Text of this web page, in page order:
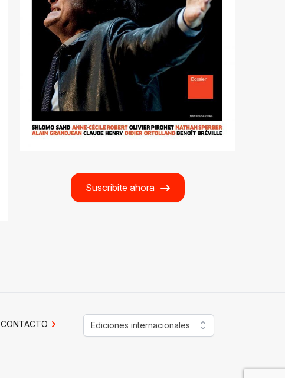
Suscribite ahora
CONTACTO Ediciones internacionales